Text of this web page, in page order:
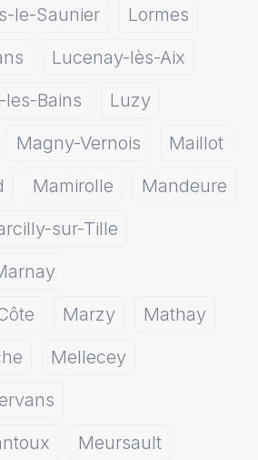
le-Saunier
Lormes
Lucenay-lès-Aix
Bains
Luzy
Magny-Vernois
Maillot
Mamirolle
Mandeure
sur-Tille
Marzy
Mathay
Mellecey
Meursault